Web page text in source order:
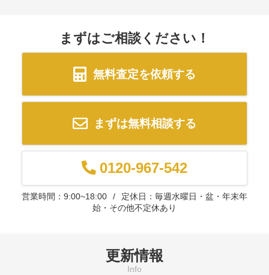
まずはご相談ください！
無料査定を依頼する
まずは無料相談する
0120-967-542
営業時間：9:00~18:00
定休日：毎週水曜日・盆・年末年
始・その他不定休あり
更新情報
Info